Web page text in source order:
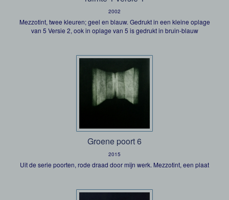
2002
Mezzotint, twee kleuren; geel en blauw. Gedrukt in een kleine oplage
van 5 Versie 2, ook in oplage van 5 is gedrukt in bruin-blauw
Groene poort 6
2015
Uit de serie poorten, rode draad door mijn werk. Mezzotint, een plaat